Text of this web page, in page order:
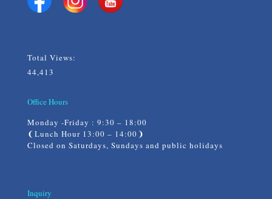
Total Views:
44,413
Office Hours
Monday -Friday : 9:30 – 18:00
❨Lunch Hour 13:00 – 14:00❩
Closed on Saturdays, Sundays and public holidays
Inquiry